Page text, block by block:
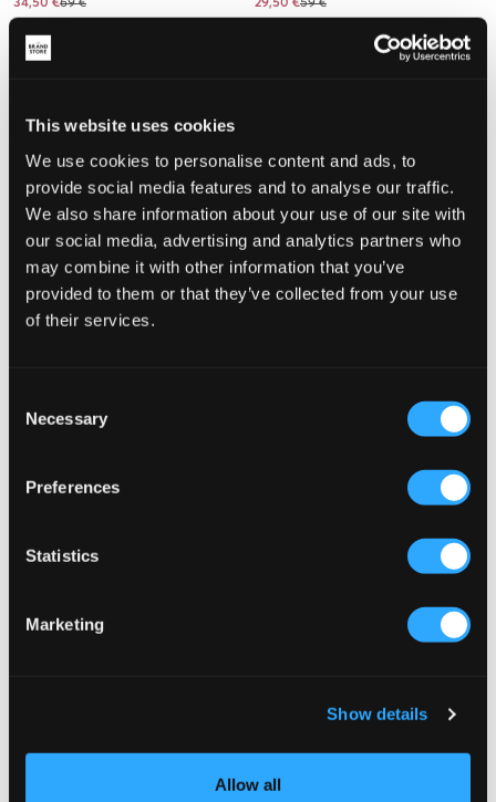
This website uses cookies
We use cookies to personalise content and ads, to
provide social media features and to analyse our traffic.
We also share information about your use of our site with
our social media, advertising and analytics partners who
may combine it with other information that you’ve
provided to them or that they’ve collected from your use
of their services.
Selection
Necessary
Preferences
Statistics
Marketing
Show details
Allow all
34,50 €69 € 29,50 €59 €
JACKSON LINEN PANTS